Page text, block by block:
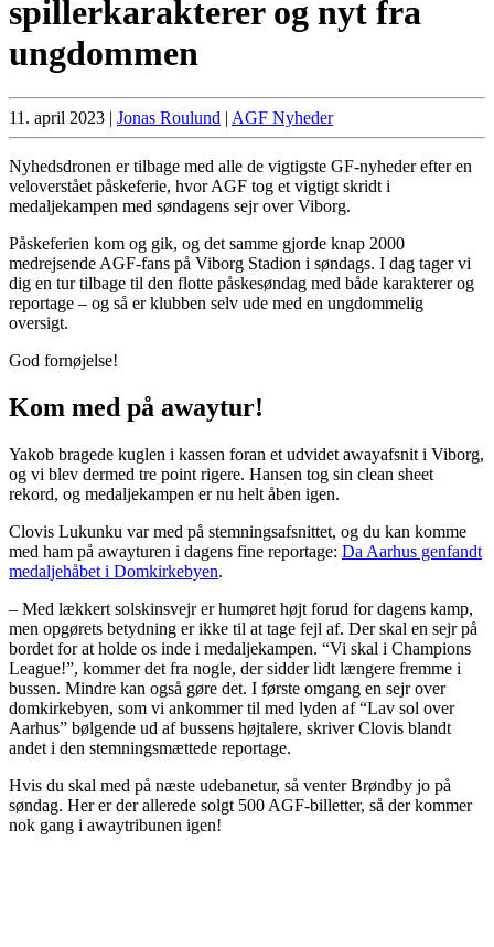
spillerkarakterer og nyt fra
ungdommen
11. april 2023 | Jonas Roulund | AGF Nyheder
Nyhedsdronen er tilbage med alle de vigtigste GF-nyheder efter en
veloverstået påskeferie, hvor AGF tog et vigtigt skridt i
medaljekampen med søndagens sejr over Viborg.
Påskeferien kom og gik, og det samme gjorde knap 2000
medrejsende AGF-fans på Viborg Stadion i søndags. I dag tager vi
dig en tur tilbage til den flotte påskesøndag med både karakterer og
reportage – og så er klubben selv ude med en ungdommelig
oversigt.
God fornøjelse!
Kom med på awaytur!
Yakob bragede kuglen i kassen foran et udvidet awayafsnit i Viborg,
og vi blev dermed tre point rigere. Hansen tog sin clean sheet
rekord, og medaljekampen er nu helt åben igen.
Clovis Lukunku var med på stemningsafsnittet, og du kan komme
med ham på awayturen i dagens fine reportage: Da Aarhus genfandt
medaljehåbet i Domkirkebyen.
– Med lækkert solskinsvejr er humøret højt forud for dagens kamp,
men opgørets betydning er ikke til at tage fejl af. Der skal en sejr på
bordet for at holde os inde i medaljekampen. “Vi skal i Champions
League!”, kommer det fra nogle, der sidder lidt længere fremme i
bussen. Mindre kan også gøre det. I første omgang en sejr over
domkirkebyen, som vi ankommer til med lyden af “Lav sol over
Aarhus” bølgende ud af bussens højtalere, skriver Clovis blandt
andet i den stemningsmættede reportage.
Hvis du skal med på næste udebanetur, så venter Brøndby jo på
søndag. Her er der allerede solgt 500 AGF-billetter, så der kommer
nok gang i awaytribunen igen!